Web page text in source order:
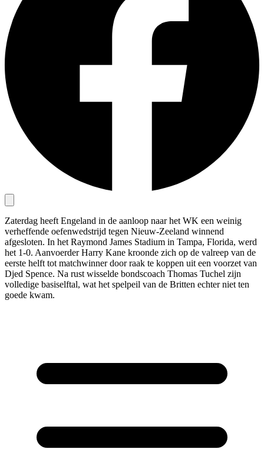
Zaterdag heeft Engeland in de aanloop naar het WK een weinig
verheffende oefenwedstrijd tegen Nieuw-Zeeland winnend
afgesloten. In het Raymond James Stadium in Tampa, Florida, werd
het 1-0. Aanvoerder Harry Kane kroonde zich op de valreep van de
eerste helft tot matchwinner door raak te koppen uit een voorzet van
Djed Spence. Na rust wisselde bondscoach Thomas Tuchel zijn
volledige basiselftal, wat het spelpeil van de Britten echter niet ten
goede kwam.